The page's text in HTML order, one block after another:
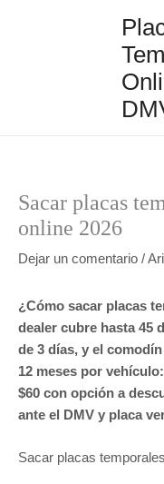
Sacar placas
online 2026
Dejar un comentario /
¿Cómo sacar placas
dealer cubre hasta 45
de 3 días, y el
12 meses por
$60 con opción a
ante el DMV y placa
Sacar placas